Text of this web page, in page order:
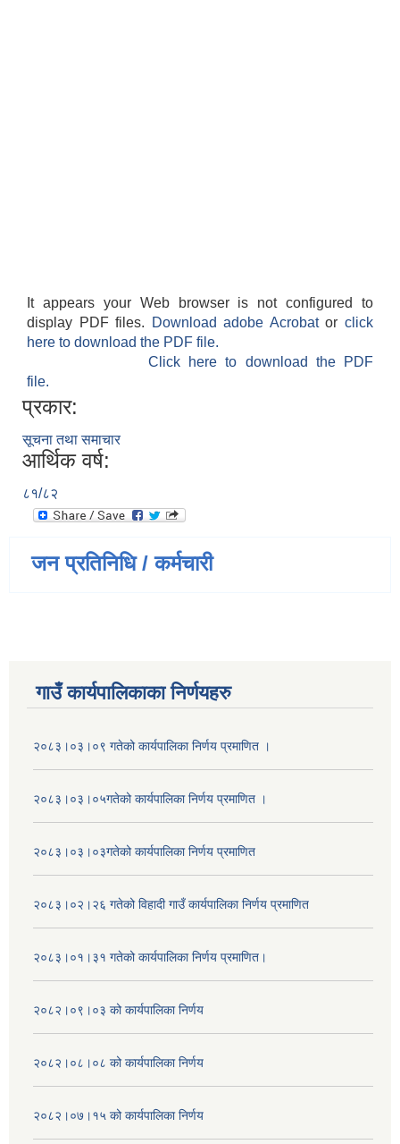
It appears your Web browser is not configured to
display PDF files.
Download adobe Acrobatorclick
here to download the PDF file.
Click here to download the PDF
file.
प्रकार:
सूचना तथा समाचार
आर्थिक वर्ष:
८१/८२
जन प्रतिनिधि / कर्मचारी
गाउँ कार्यपालिकाका निर्णयहरु
२०८३।०३।०९ गतेको कार्यपालिका निर्णय प्रमाणित ।
२०८३।०३।०५गतेको कार्यपालिका निर्णय प्रमाणित ।
२०८३।०३।०३गतेको कार्यपालिका निर्णय प्रमाणित
२०८३।०२।२६ गतेको विहादी गाउँ कार्यपालिका निर्णय प्रमाणित
२०८३।०१।३१ गतेको कार्यपालिका निर्णय प्रमाणित।
२०८२।०९।०३ को कार्यपालिका निर्णय
२०८२।०८।०८ को कार्यपालिका निर्णय
२०८२।०७।१५ को कार्यपालिका निर्णय